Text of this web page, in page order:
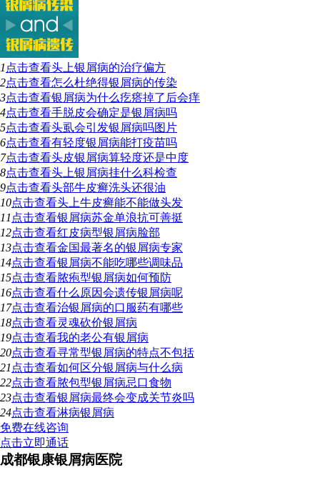
1 点击查看头上银屑病的治疗偏方
2点击查看怎么杜绝得银屑病的传染
3点击查看银屑病为什么疙瘩掉了后会痒
4点击查看手脱皮会确定是银屑病吗
5点击查看头虱会引发银屑病吗图片
6点击查看有轻度银屑病能打疫苗吗
7点击查看头皮银屑病算轻度还是中度
8点击查看头上银屑病挂什么科检查
9点击查看头部牛皮癣洗头还很油
10点击查看头上牛皮癣能不能做头发
11 点击查看银屑病苏金单浪抗可善挺
12点击查看红皮病型银屑病脸部
13点击查看金国最著名的银屑病专家
14点击查看银屑病不能吃哪些调味品
15点击查看脓疱型银屑病如何预防
16点击查看什么原因会遗传银屑病呢
17点击查看治银屑病的口服药有哪些
18点击查看灵魂砍价银屑病
19点击查看我的老公有银屑病
20点击查看寻常型银屑病的特点不包括
21 点击查看如何区分银屑病与什么病
22点击查看脓包型银屑病忌口食物
23点击查看银屑病最终会变成关节炎吗
24点击查看淋病银屑病
免费在线咨询
点击立即通话
成都银康银屑病医院